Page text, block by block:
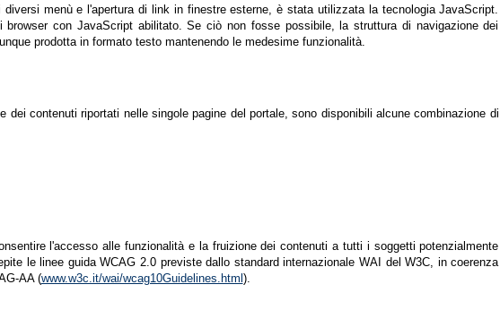
diversi menù e l'apertura di link in finestre esterne, è stata utilizzata la tecnologia JavaScript.
browser con JavaScript abilitato. Se ciò non fosse possibile, la struttura di navigazione dei
prodotta in formato testo mantenendo le medesime funzionalità.
dei contenuti riportati nelle singole pagine del portale, sono disponibili alcune combinazione di
l'accesso alle funzionalità e la fruizione dei contenuti a tutti i soggetti potenzialmente
le linee guida WCAG 2.0 previste dallo standard internazionale WAI del W3C, in coerenza
AA (www.w3c.it/wai/wcag10Guidelines.html ).